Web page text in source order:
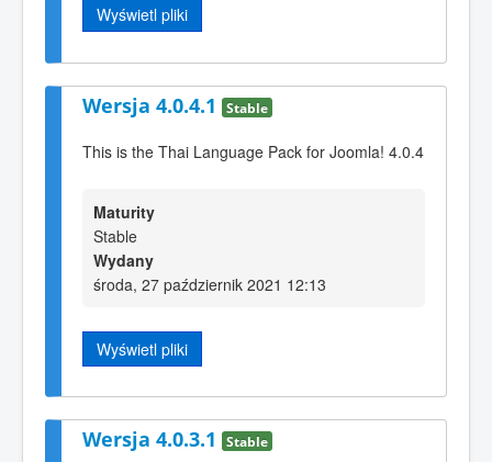
Wyświetl pliki
Wersja 4.0.4.1 Stable
This is the Thai Language Pack for Joomla! 4.0.4
Maturity
Stable
Wydany
środa, 27 październik 2021 12:13
Wyświetl pliki
Wersja 4.0.3.1 Stable